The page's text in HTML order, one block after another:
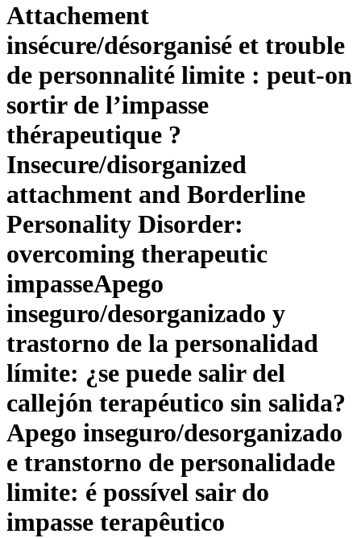
Attachement
insécure/désorganisé et trouble
de personnalité limite : peut-on
sortir de l’impasse
thérapeutique ?
Insecure/disorganized
attachment and Borderline
Personality Disorder:
overcoming therapeutic
impasseApego
inseguro/desorganizado y
trastorno de la personalidad
límite: ¿se puede salir del
callejón terapéutico sin salida?
Apego inseguro/desorganizado
e transtorno de personalidade
limite: é possível sair do
impasse terapêutico